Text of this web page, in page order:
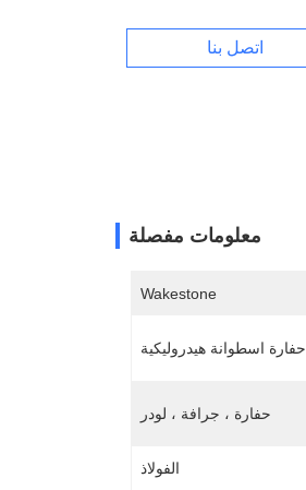
اتصل بنا
معلومات مفصلة
Wakestone
حفارة اسطوانة هيدروليكية
حفارة ، جرافة ، لودر
الفولاذ